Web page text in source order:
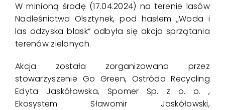
Kontakt
W minioną środę (17.04.2024) na terenie lasów
Nadleśnictwa Olsztynek, pod hasłem „Woda i
las odzyska blask” odbyła się akcja sprzątania
terenów zielonych.
Akcja została zorganizowana przez
stowarzyszenie Go Green, Ostróda Recycling
Edyta Jaskółowska, Spomer Sp. z o. o. ,
Ekosystem Sławomir Jaskółowski,